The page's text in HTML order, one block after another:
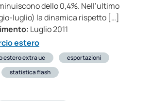
dello 0,4%. Nell’ultimo
luglio) la dinamica rispetto […]
Luglio 2011
estero
estero extra ue
esportazioni
statistica flash